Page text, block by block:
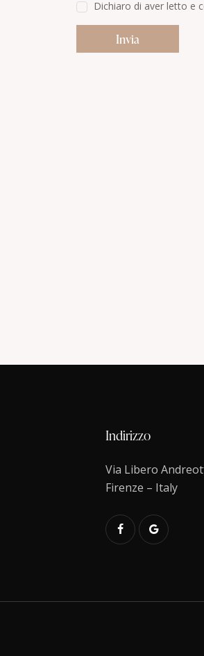
Dichiaro di aver letto e
Invia
Indirizzo
Via Libero
Firenze – Italy